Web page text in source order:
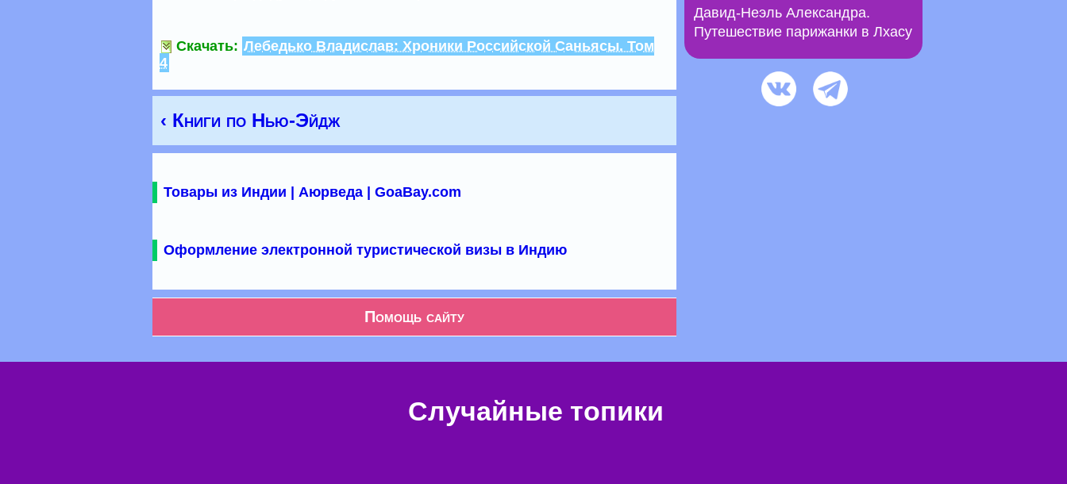
Скачать: Лебедько Владислав: Хроники Российской Саньясы. Том
4
‹ Книги по Нью-Эйдж
Товары из Индии | Аюрведа | GoaBay.com
Оформление электронной туристической визы в Индию
Помощь сайту
Давид-Неэль Александра.
Путешествие парижанки в Лхасу
Случайные топики